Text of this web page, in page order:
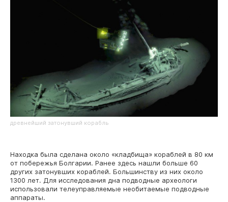
древнейший затонувший корабль
Находка была сделана около «кладбища» кораблей в 80 км
от побережья Болгарии. Ранее здесь нашли больше 60
других затонувших кораблей. Большинству из них около
1300 лет. Для исследования дна подводные археологи
использовали телеуправляемые необитаемые подводные
аппараты.